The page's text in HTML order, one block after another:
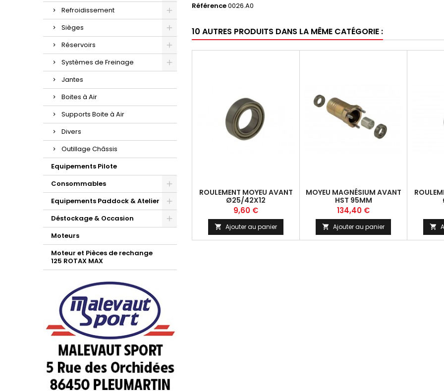
Refroidissement
Sièges
Réservoirs
Systèmes de Freinage
Jantes
Boites à Air
Supports Boite à Air
Divers
Outillage Châssis
Equipements Pilote
Consommables
Equipements Paddock & Atelier
Déstockage & Occasion
Moteurs
Moteur et Pièces de rechange
125 ROTAX MAX
Référence0026.A0
10 AUTRES PRODUITS DANS LA MÊME CATÉGORIE :
ROULEMENT MOYEU AVANT
Ø25/42X12
Prix
9,60 €
 Ajouter au panier
MOYEU MAGNÉSIUM AVANT
HST 95MM
Prix
134,40 €
 Ajouter au panier 